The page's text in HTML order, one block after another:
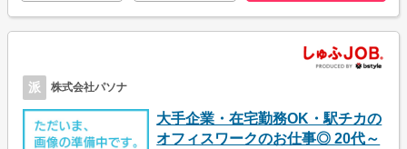
派 株式会社パソナ
大手企業・在宅勤務OK・駅チカの
オフィスワークのお仕事◎ 20代～